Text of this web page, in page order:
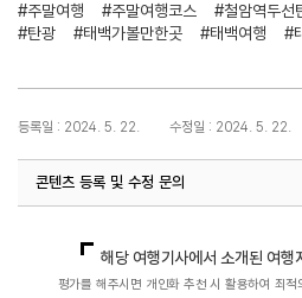
#주말여행
#주말여행코스 #철암역두선
#탄광
#태백가볼만한곳 #태백여행 #
등록일 : 2024. 5. 22. 수정일 : 2024. 5. 22.
콘텐츠 등록 및 수정 문의
해당 여행기사에서 소개된 여행
평가를 해주시면 개인화 추천 시 활용하여 최